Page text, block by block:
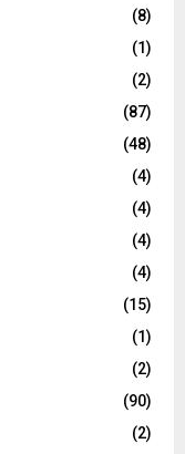
(8)
(1)
(2)
(87)
(48)
(4)
(4)
(4)
(4)
(15)
(1)
(2)
(90)
(2)